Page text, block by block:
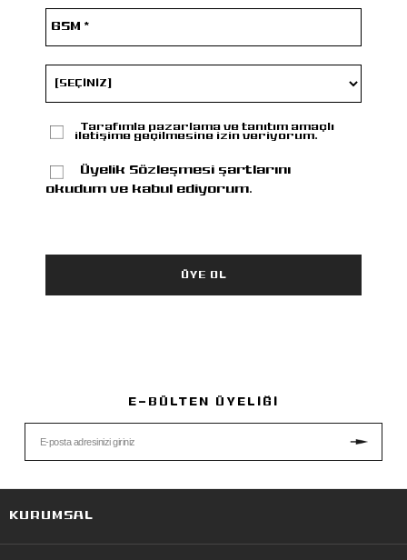
Tarafımla pazarlama ve tanıtım amaçlı
iletişime geçilmesine izin veriyorum.
Üyelik Sözleşmesi şartlarını
okudum ve kabul ediyorum.
E-BÜLTEN ÜYELİĞİ
KURUMSAL